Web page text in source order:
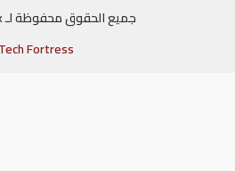
جميع الحقوق محفوظة لـ Prime Tick ©
Tech Fortress